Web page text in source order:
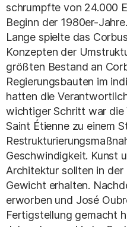
schrumpfte von 24.000
Beginn der 1980er-Jahre.
Lange spielte das
Konzepten der
größten Bestand an
Regierungsbauten im
hatten die
wichtiger Schritt war die
Saint Étienne zu einem
Geschwindigkeit. Kunst
Architektur sollten in
Gewicht erhalten.
erworben und José
Fertigstellung gemacht